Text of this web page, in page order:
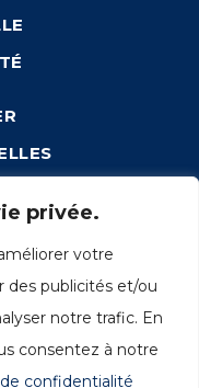
privée.
votre
des publicités et/ou
notre trafic. En
consentez à notre
confidentialité
2A1